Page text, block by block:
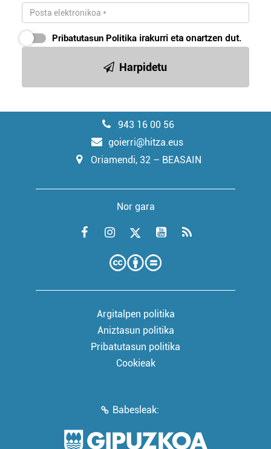
Pribatutasun Politika irakurri eta onartzen dut.
Harpidetu
943 16 00 56
goierri@hitza.eus
Oriamendi, 32 – BEASAIN
Nor gara
Argitalpen politika
Aniztasun politika
Pribatutasun politika
Cookieak
Babesleak: